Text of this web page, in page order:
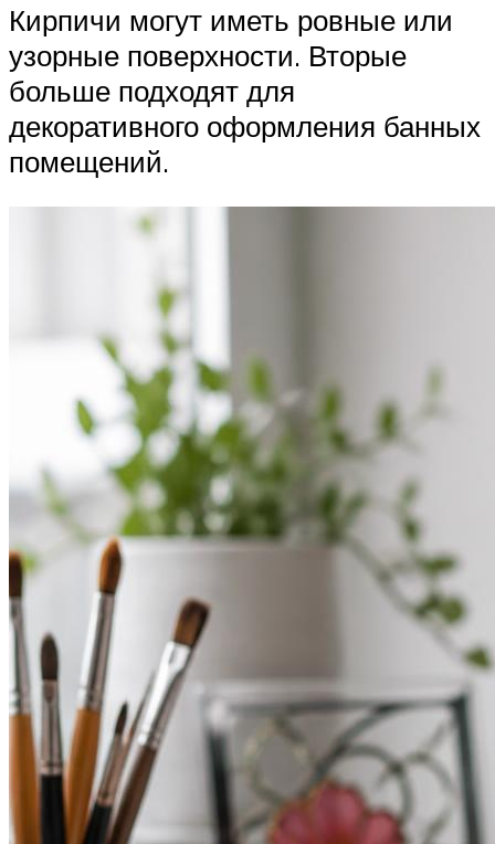
Кирпичи могут иметь ровные или
узорные поверхности. Вторые
больше подходят для
декоративного оформления банных
помещений.